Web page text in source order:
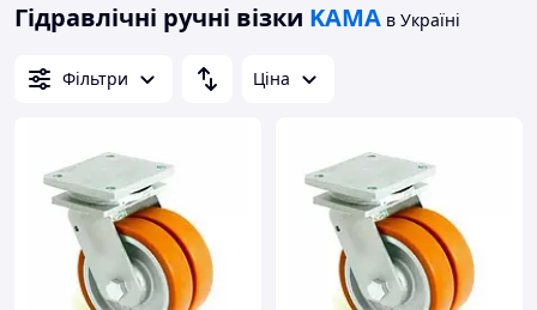
Гідравлічні ручні візки KAMA в Україні
Фільтри Ціна